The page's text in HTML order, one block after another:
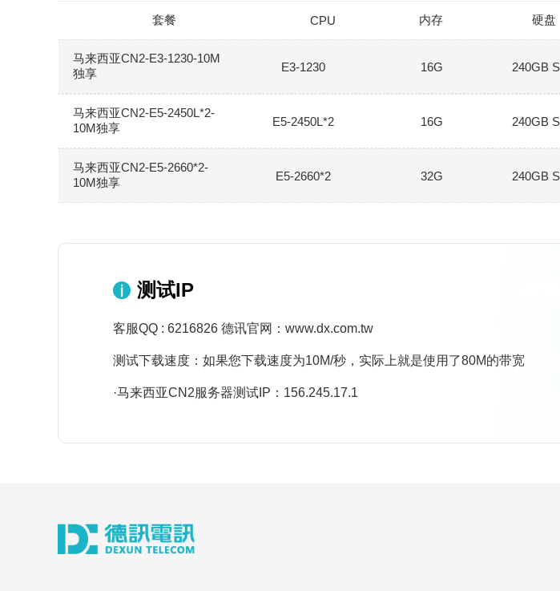
套餐 CPU 内存 硬盘
马来西亚CN2-E3-1230-10M
独享
E3-1230 16G 240GB
马来西亚CN2-E5-2450L*2-
10M独享
E5-2450L*2 16G 240GB
马来西亚CN2-E5-2660*2-
10M独享
E5-2660*2 32G 240GB
测试IP
客服QQ : 6216826 德讯官网：www.dx.com.tw
测试下载速度：如果您下载速度为10M/秒，实际上就是使用了80M的带宽
·马来西亚CN2服务器测试IP：156.245.17.1